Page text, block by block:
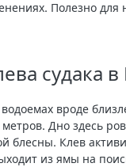
Полезно
судака
вроде
Дно здесь
блесны. Клев
из ямы на